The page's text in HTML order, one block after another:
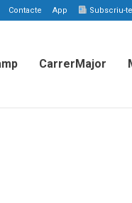
Contacte App Subscriu-
CarrerMajor